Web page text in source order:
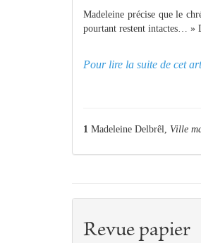
Madeleine précise que le
pourtant restent intactes… »
Pour lire la suite de cet
1 Madeleine Delbrêl, Ville
Revue papier